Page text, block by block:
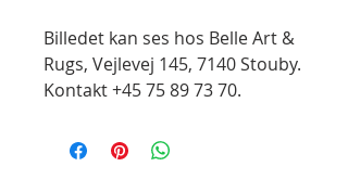
Billedet kan ses hos Belle Art &
Rugs, Vejlevej 145, 7140 Stouby.
Kontakt +45 75 89 73 70.